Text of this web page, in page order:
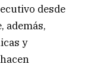
desde
además,
y